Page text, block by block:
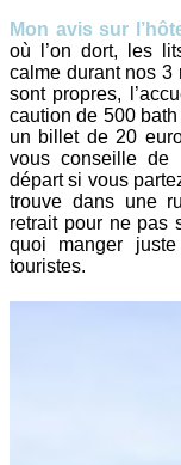
Mon avis sur
où l’on dort, les
calme durant nos 3
sont propres,
caution de 500
un billet de 20
vous conseille de
départ si vous
trouve dans une
retrait pour ne pas
quoi manger
touristes.